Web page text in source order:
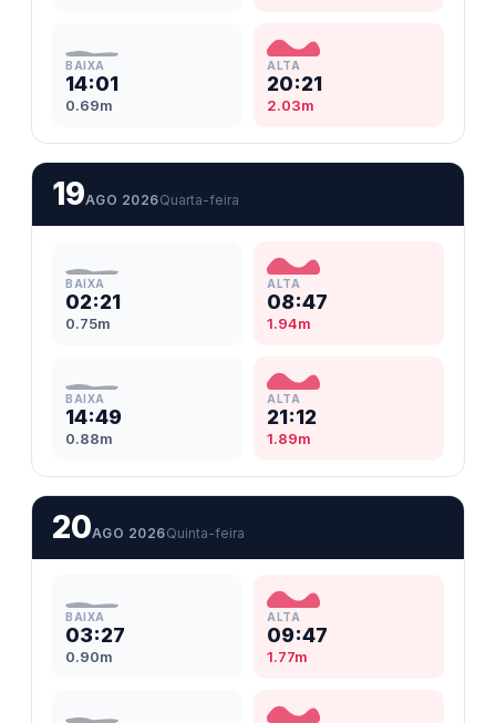
BAIXA
14:01
0.69m
ALTA
20:21
2.03m
19AGO 2026Quarta-feira
BAIXA
02:21
0.75m
ALTA
08:47
1.94m
BAIXA
14:49
0.88m
ALTA
21:12
1.89m
20AGO 2026Quinta-feira
BAIXA
03:27
0.90m
ALTA
09:47
1.77m